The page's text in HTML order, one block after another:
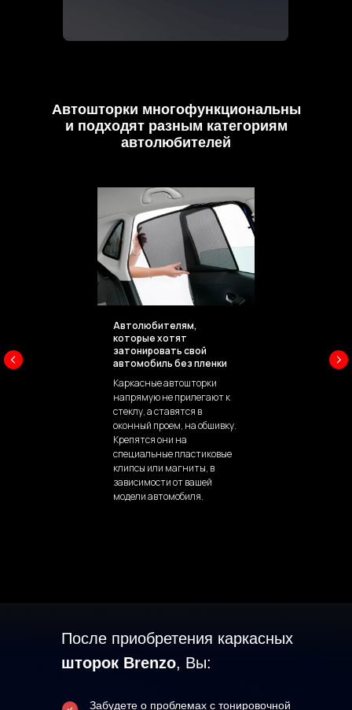
Автошторки многофункциональны
и подходят разным категориям
автолюбителей
Автолюбителям,
которые хотят
затонировать свой
автомобиль без пленки
Каркасные автошторки
напрямую не прилегают к
стеклу, а ставятся в
оконный проем, на обшивку.
Крепятся они на
специальные пластиковые
клипсы или магниты, в
зависимости от вашей
модели автомобиля.
После приобретения каркасных
шторок Brenzo, Вы:
Забудете о проблемах с тонировочной